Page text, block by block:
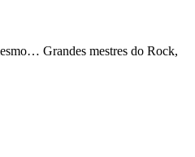
Grandes mestres do Rock,